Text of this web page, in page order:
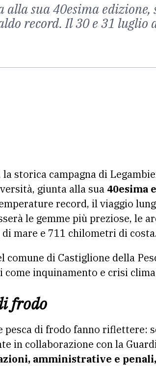
sua 40esima
record. Il 30 e 31 luglio
la storica campagna di
giunta alla sua 40esima
record, il viaggio
le gemme più preziose, le
mare e 711 chilometri di
comune di Castiglione della
inquinamento e crisi
frodo
di frodo fanno riflettere:
in collaborazione con la
amministrative e